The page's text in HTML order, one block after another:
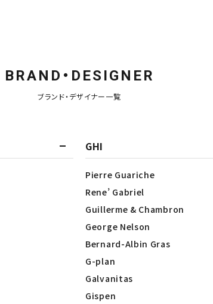
BRAND・DESIGNER
ブランド・デザイナー一覧
GHI
Pierre Guariche
Rene’ Gabriel
Guillerme & Chambron
George Nelson
Bernard-Albin Gras
G-plan
Galvanitas
Gispen